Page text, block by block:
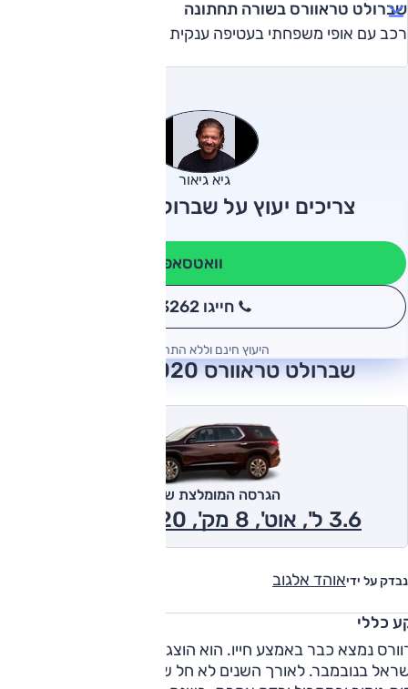
שברולט טראוורס בשורה תחתונה
רכב עם אופי משפחתי בעטיפה ענקית
גיא גיאור
צריכים יעוץ על שברולט טראוורס?
וואטסאפ
חייגו 3262
היעוץ חינם וללא התחייבות
שברולט טראוורס 2020 חוות דעת
נבדק על ידיאוהד אלגוב
הגרסה המומלצת של אוטו
3.6 ל', אוט', 8 מק', LS, 2x4 2020
כללי
בנובמבר. לאורך השנים לא חל שינוי בדגם ורק נוספו שתי